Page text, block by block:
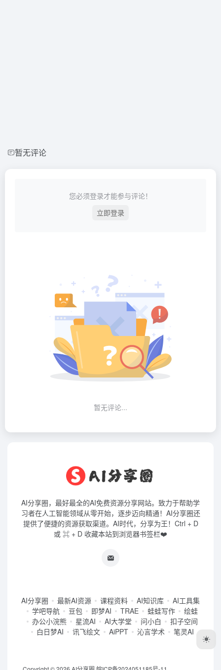
暂无评论
您必须登录才能参与评论！
立即登录
暂无评论...
AI分享圈，最好最全的AI免费资源分享网站。致力于帮助学
习者在人工智能领域从零开始，逐步迈向精通！AI分享圈还
提供了便捷的资源获取渠道。AI时代，分享为王！Ctrl + D
或 ⌘ + D 收藏本站到浏览器书签栏❤️
AI分享圈 最新AI资源 课程资料 AI知识库
AI工具集
学吧导航
豆包 即梦AI TRAE 蛙蛙写作
绘蛙
办公小浣熊
星流AI AI大学堂 问小白
扣子空间
白日梦AI
讯飞绘文 AiPPT 沁言学术 笔灵AI